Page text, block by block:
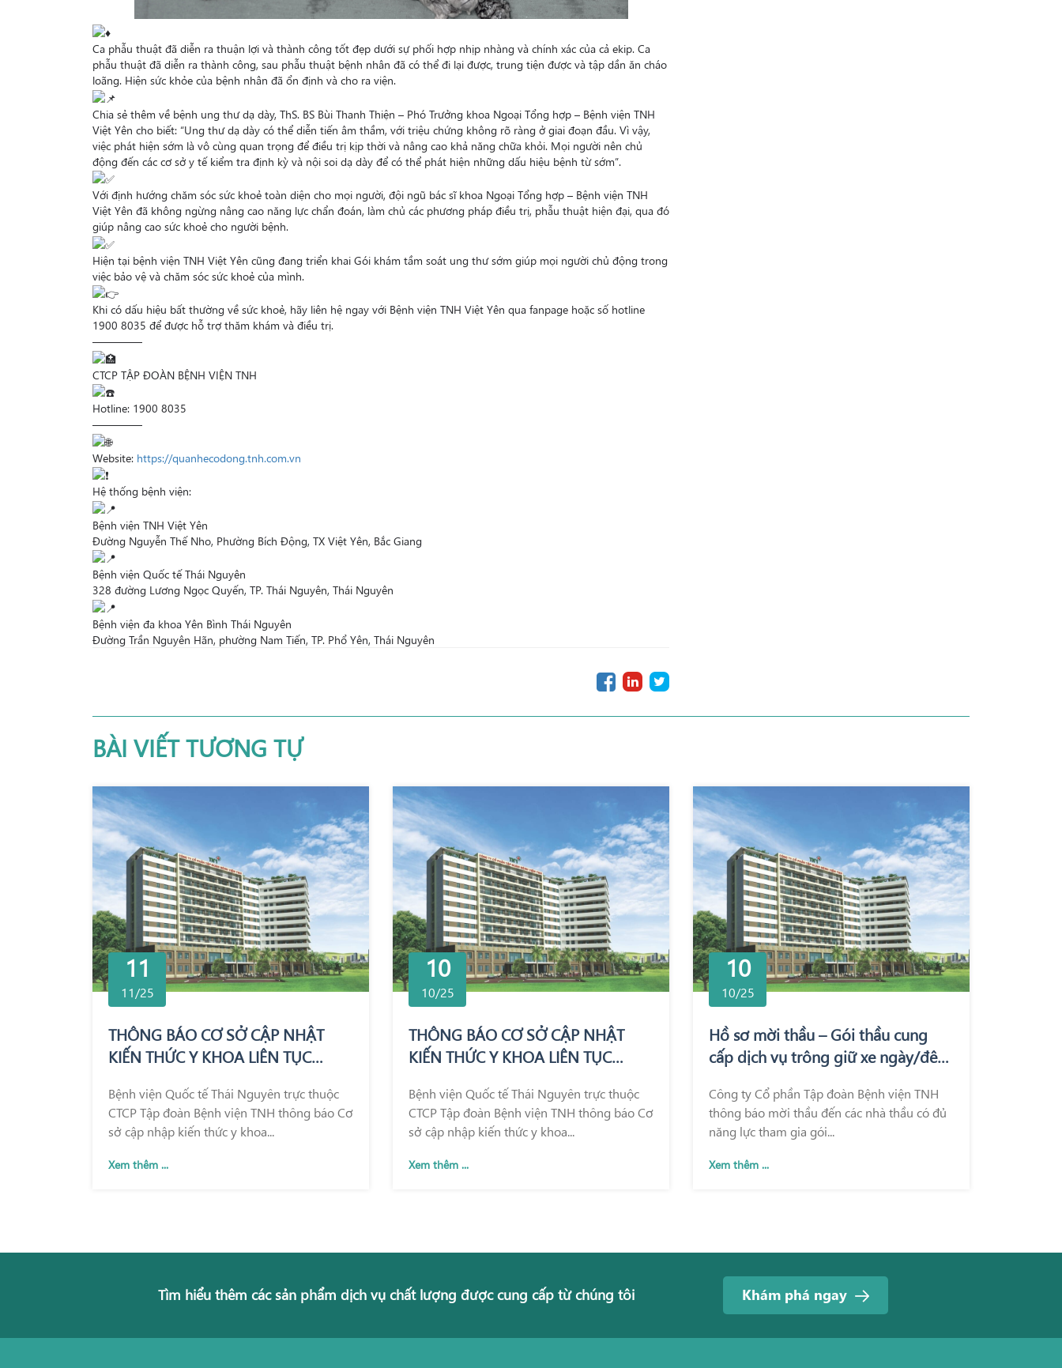
Ca phẫu thuật đã diễn ra thuận lợi và thành công tốt đẹp dưới sự phối hợp nhịp nhàng và chính xác của cả ekip. Ca
phẫu thuật đã diễn ra thành công, sau phẫu thuật bệnh nhân đã có thể đi lại được, trung tiện được và tập dần ăn cháo
loãng. Hiện sức khỏe của bệnh nhân đã ổn định và cho ra viện.
Chia sẻ thêm về bệnh ung thư dạ dày, ThS. BS Bùi Thanh Thiện – Phó Trưởng khoa Ngoại Tổng hợp – Bệnh viện TNH
Việt Yên cho biết: “Ung thư dạ dày có thể diễn tiến âm thầm, với triệu chứng không rõ ràng ở giai đoạn đầu. Vì vậy,
việc phát hiện sớm là vô cùng quan trọng để điều trị kịp thời và nâng cao khả năng chữa khỏi. Mọi người nên chủ
động đến các cơ sở y tế kiểm tra định kỳ và nội soi dạ dày để có thể phát hiện những dấu hiệu bệnh từ sớm”.
Với định hướng chăm sóc sức khoẻ toàn diện cho mọi người, đội ngũ bác sĩ khoa Ngoại Tổng hợp – Bệnh viện TNH
Việt Yên đã không ngừng nâng cao năng lực chẩn đoán, làm chủ các phương pháp điều trị, phẫu thuật hiện đại, qua đó
giúp nâng cao sức khoẻ cho người bệnh.
Hiện tại bệnh viện TNH Việt Yên cũng đang triển khai Gói khám tầm soát ung thư sớm giúp mọi người chủ động trong
việc bảo vệ và chăm sóc sức khoẻ của mình.
Khi có dấu hiệu bất thường về sức khoẻ, hãy liên hệ ngay với Bệnh viện TNH Việt Yên qua fanpage hoặc số hotline
1900 8035 để được hỗ trợ thăm khám và điều trị.
————–
CTCP TẬP ĐOÀN BỆNH VIỆN TNH
Hotline: 1900 8035
————–
Website: https://quanhecodong.tnh.com.vn
Hệ thống bệnh viện:
Bệnh viện TNH Việt Yên
Đường Nguyễn Thế Nho, Phường Bích Động, TX Việt Yên, Bắc Giang
Bệnh viện Quốc tế Thái Nguyên
328 đường Lương Ngọc Quyến, TP. Thái Nguyên, Thái Nguyên
Bệnh viện đa khoa Yên Bình Thái Nguyên
Đường Trần Nguyên Hãn, phường Nam Tiến, TP. Phổ Yên, Thái Nguyên
BÀI VIẾT TƯƠNG TỰ
11
11/25
THÔNG BÁO CƠ SỞ CẬP NHẬT
KIẾN THỨC Y KHOA LIÊN TỤC
Bệnh viện Quốc tế Thái Nguyên trực thuộc
CTCP Tập đoàn Bệnh viện TNH thông báo Cơ
sở cập nhập kiến thức y khoa...
Xem thêm ...
10
10/25
THÔNG BÁO CƠ SỞ CẬP NHẬT
KIẾN THỨC Y KHOA LIÊN TỤC
Bệnh viện Quốc tế Thái Nguyên trực thuộc
CTCP Tập đoàn Bệnh viện TNH thông báo Cơ
sở cập nhập kiến thức y khoa...
Xem thêm ...
10
10/25
Hồ sơ mời thầu – Gói thầu cung
cấp dịch vụ trông giữ xe ngày/đêm
và Bệnh viện TNH Phổ Yên
Công ty Cổ phần Tập đoàn Bệnh viện TNH
thông báo mời thầu đến các nhà thầu có đủ
năng lực tham gia gói...
Xem thêm ...
Tìm hiểu thêm các sản phẩm dịch vụ chất lượng được cung cấp từ chúng tôi Khám phá ngay